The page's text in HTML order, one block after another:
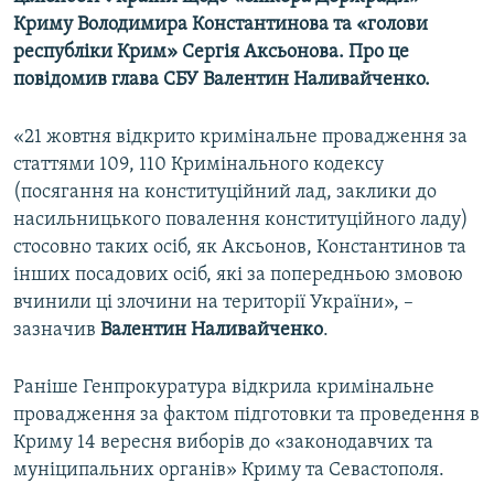
Криму Володимира Константинова та «голови
республіки Крим» Сергія Аксьонова. Про це
повідомив глава СБУ Валентин Наливайченко.
«21 жовтня відкрито кримінальне провадження за
статтями 109, 110 Кримінального кодексу
(посягання на конституційний лад, заклики до
насильницького повалення конституційного ладу)
стосовно таких осіб, як Аксьонов, Константинов та
інших посадових осіб, які за попередньою змовою
вчинили ці злочини на території України», –
зазначив Валентин Наливайченко.
Раніше Генпрокуратура відкрила кримінальне
провадження за фактом підготовки та проведення в
Криму 14 вересня виборів до «законодавчих та
муніципальних органів» Криму та Севастополя.